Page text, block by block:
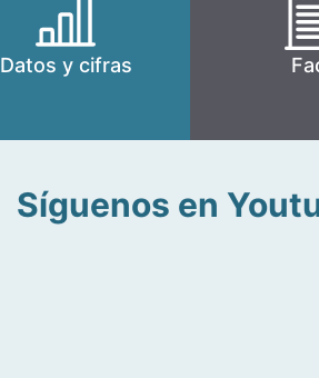
Datos y cifras
Síguenos en